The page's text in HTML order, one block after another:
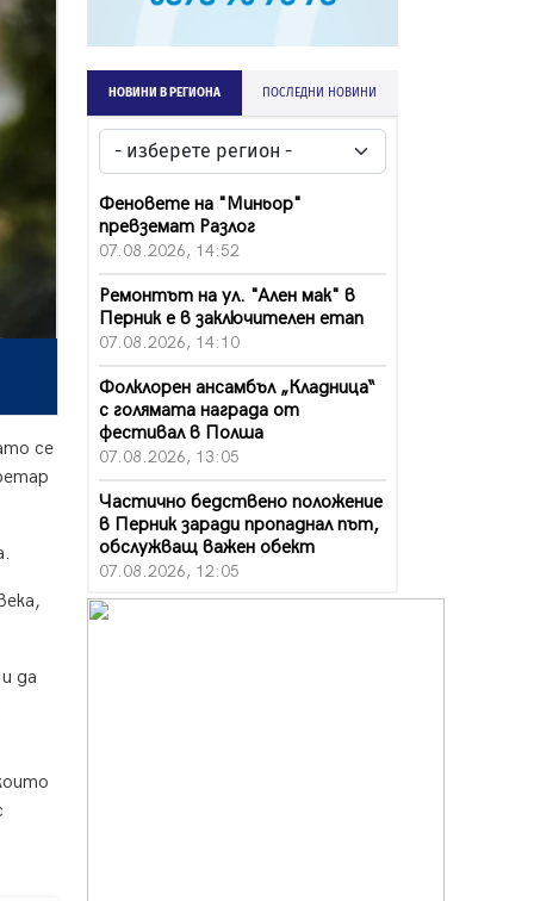
се
да
НОВИНИ В РЕГИОНА ПОСЛЕДНИ НОВИНИ
Феновете на "Миньор"
превземат Разлог
07.08.2026, 14:52
Ремонтът на ул. "Ален мак" в
Перник е в заключителен етап
07.08.2026, 14:10
Фолклорен ансамбъл „Кладница“
с голямата награда от
фестивал в Полша
07.08.2026, 13:05
Частично бедствено положение
в Перник заради пропаднал път,
обслужващ важен обект
07.08.2026, 12:05
Да отговорим на жегите с филм